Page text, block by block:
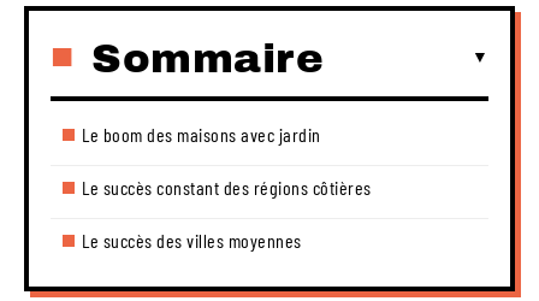
Sommaire
Le boom des maisons avec jardin
Le succès constant des régions côtières
Le succès des villes moyennes